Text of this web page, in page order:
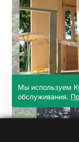
Мы используем
обслуживания.